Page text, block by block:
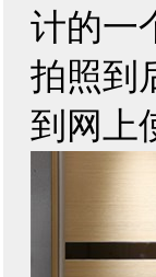
计的一
拍照到
到网上